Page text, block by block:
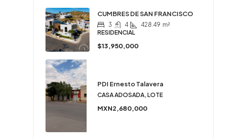
CUMBRES DE SAN FRANCISCO
3 4 428.49 m²
RESIDENCIAL
$13,950,000
PDI Ernesto Talavera
CASA ADOSADA, LOTE
MXN2,680,000